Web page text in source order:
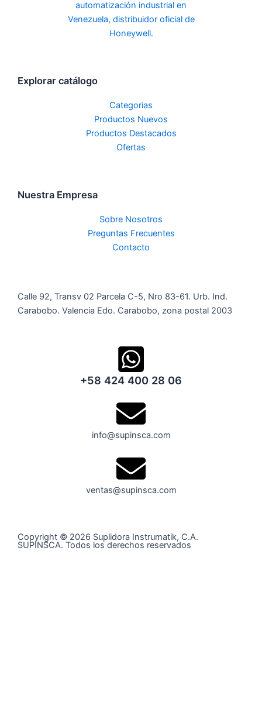
Explorar catálogo
Categorias
Productos Nuevos
Productos Destacados
Ofertas
Nuestra Empresa
Sobre Nosotros
Preguntas Frecuentes
Contacto
Calle 92, Transv 02 Parcela C-5, Nro 83-61. Urb. Ind.
Carabobo. Valencia Edo. Carabobo, zona postal 2003
+58 424 400 28 06
info@supinsca.com
ventas@supinsca.com
Copyright © 2026 Suplidora Instrumatik, C.A.
SUPINSCA. Todos los derechos reservados